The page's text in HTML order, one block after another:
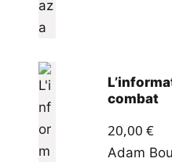
combat
20,00 €
Adam